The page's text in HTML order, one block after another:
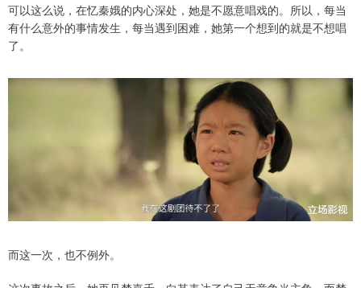
可以这么说，在忆秦娥的内心深处，她是不愿意唱戏的。所以，每当
有什么意外的事情发生，每当遇到困难，她第一个想到的就是不想唱
了。
而这一次，也不例外。